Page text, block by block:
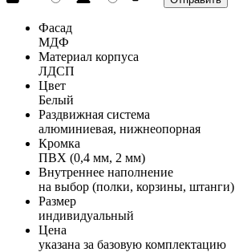
Фасад
МДФ
Материал корпуса
ЛДСП
Цвет
Белый
Раздвижная система
алюминиевая, нижнеопорная
Кромка
ПВХ (0,4 мм, 2 мм)
Внутреннее наполнение
на выбор (полки, корзины, штанги)
Размер
индивидуальный
Цена
указана за базовую комплектацию